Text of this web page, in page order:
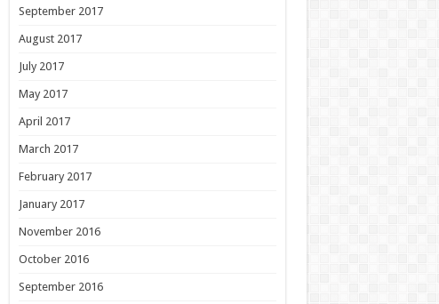
September 2017
August 2017
July 2017
May 2017
April 2017
March 2017
February 2017
January 2017
November 2016
October 2016
September 2016